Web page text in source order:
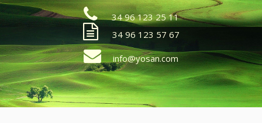
34 96 123 25 11
34 96 123 57 67
info@yosan.com